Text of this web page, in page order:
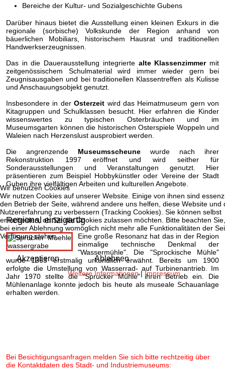
Bereiche der Kultur- und Sozialgeschichte Gubens
Darüber hinaus bietet die Ausstellung einen kleinen Exkurs in die
regionale (sorbische) Volkskunde der Region anhand von
bäuerlichen Mobiliars, historischem Hausrat und traditionellen
Handwerkserzeugnissen.
Das in die Dauerausstellung integrierte alte Klassenzimmermit
zeitgenössischem Schulmaterial wird immer wieder gern bei
Zeugnisausgaben und bei traditionellen Klassentreffen als Kulisse
und Anschauungsobjekt genutzt.
Insbesondere in derOsterzeit wird das Heimatmuseum gern von
Kitagruppen und Schulklassen besucht. Hier erfahren die Kinder
wissenswertes zu typischen Osterbräuchen und im
Museumsgarten können die historischen Osterspiele Woppeln und
Waleien nach Herzenslust ausprobiert werden.
Die angrenzende Museumsscheune wurde nach ihrer
Rekonstruktion 1997 eröffnet und wird seither für
Sonderausstellungen und Veranstaltungen genutzt. Hier
präsentieren zum Beispiel Hobbykünstler oder Vereine der Stadt
Guben ihre vielfältigen Arbeiten und kulturellen Angebote.
Regional einzigartig
Eine große Resonanz hat das in der Region
einmalige technische Denkmal der
"Wassermühle". Die "Sprockische Mühle"
wurde 1363 erstmalig urkundlich erwähnt. Bereits um 1900
erfolgte die Umstellung von Wasserrad- auf Turbinenantrieb. Im
Jahr 1970 stellte die "Sprucker Mühle" ihren Betrieb ein. Die
Mühlenanlage konnte jedoch bis heute als museale Schauanlage
erhalten werden.
Bei Besichtigungsanfragen melden Sie sich bitte rechtzeitig über
die Kontaktdaten des Stadt- und Industriemuseums:
Wir benutzen Cookies
Wir nutzen Cookies auf unserer Website. Einige von ihnen sind
den Betrieb der Seite, während andere uns helfen, diese Website und
Nutzererfahrung zu verbessern (Tracking Cookies). Sie können selbst
entscheiden, ob Sie die Cookies zulassen möchten. Bitte beachten
bei einer Ablehnung womöglich nicht mehr alle Funktionalitäten der
Verfügung stehen.
Akzeptieren Ablehnen
Weitere Informationen|Impressum